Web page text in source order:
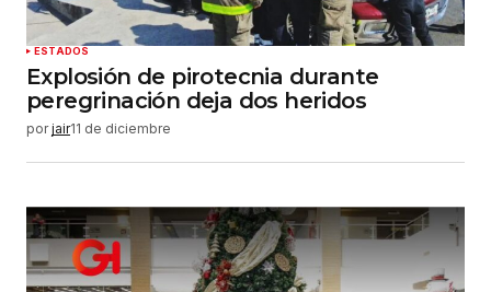
ESTADOS
Explosión de pirotecnia durante
peregrinación deja dos heridos
por jair11 de diciembre